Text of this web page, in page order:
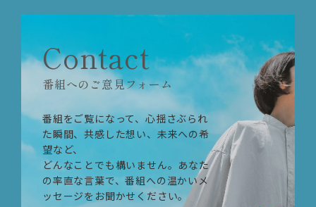
Contact
番組へのご意見フォーム
番組をご覧になって、心揺さぶられ
た瞬間、共感した想い、未来への希
望など、
どんなことでも構いません。あなた
の率直な言葉で、番組への温かいメ
ッセージをお聞かせください。